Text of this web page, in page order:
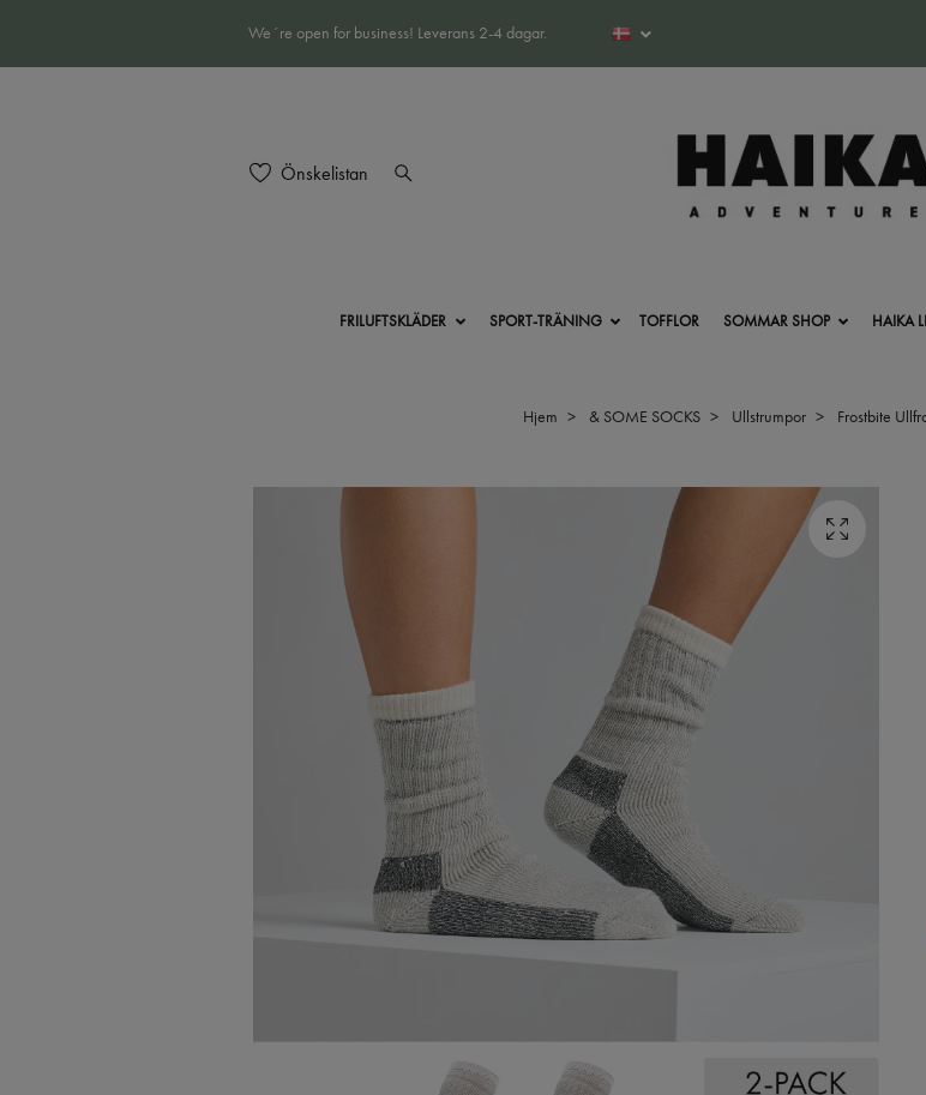
We´re open for business! Leverans 2-4 dagar.
Önskelistan
FRILUFTSKLÄDER SPORT-TRÄNING TOFFLOR SOMMAR SHOP HAIKA
Hjem & SOME SOCKS Ullstrumpor Frostbite